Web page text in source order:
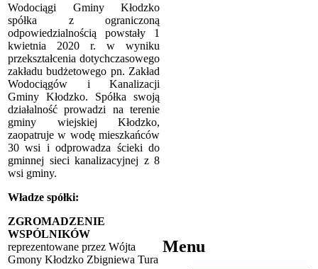
Wodociągi Gminy Kłodzko
spółka z ograniczoną
odpowiedzialnością powstały 1
kwietnia 2020 r. w wyniku
przekształcenia dotychczasowego
zakładu budżetowego pn. Zakład
Wodociągów i Kanalizacji
Gminy Kłodzko. Spółka swoją
działalność prowadzi na terenie
gminy wiejskiej Kłodzko,
zaopatruje w wodę mieszkańców
30 wsi i odprowadza ścieki do
gminnej sieci kanalizacyjnej z 8
wsi gminy.
Władze spółki:
ZGROMADZENIE
WSPÓLNIKÓW
reprezentowane przez Wójta
Gmony Kłodzko Zbigniewa Tura
Menu